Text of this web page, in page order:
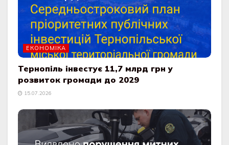
ЕКОНОМІКА
Тернопіль інвестує 11,7 млрд грн у
розвиток громади до 2029
15.07.2026